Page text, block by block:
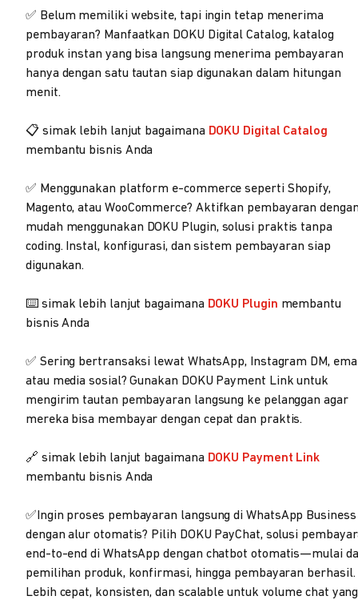
✅ Belum memiliki website, tapi ingin tetap menerima
pembayaran? Manfaatkan DOKU Digital Catalog, katalog
produk instan yang bisa langsung menerima pembayaran
hanya dengan satu tautan siap digunakan dalam hitungan
menit.
📋 simak lebih lanjut bagaimana DOKU Digital Catalog
membantu bisnis Anda
✅ Menggunakan platform e-commerce seperti Shopify,
Magento, atau WooCommerce? Aktifkan pembayaran
mudah menggunakan DOKU Plugin, solusi praktis tanpa
coding. Instal, konfigurasi, dan sistem pembayaran siap
digunakan.
⌨️ simak lebih lanjut bagaimana DOKU Plugin membantu
bisnis Anda
✅ Sering bertransaksi lewat WhatsApp, Instagram DM,
atau media sosial? Gunakan DOKU Payment Link untuk
mengirim tautan pembayaran langsung ke pelanggan agar
mereka bisa membayar dengan cepat dan praktis.
🔗 simak lebih lanjut bagaimana DOKU Payment Link
membantu bisnis Anda
✅Ingin proses pembayaran langsung di WhatsApp Business
dengan alur otomatis? Pilih DOKU PayChat, solusi
end-to-end di WhatsApp dengan chatbot otomatis—mulai
pemilihan produk, konfirmasi, hingga pembayaran berhasil.
Lebih cepat, konsisten, dan scalable untuk volume chat yang